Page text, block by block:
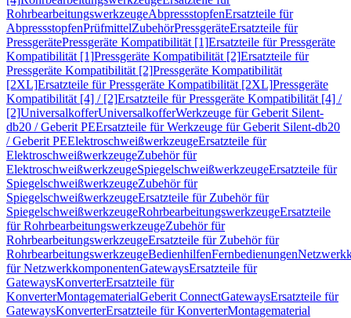
RohrbearbeitungswerkzeugeAbpressstopfenErsatzteile für
AbpressstopfenPrüfmittelZubehörPressgeräteErsatzteile für
PressgerätePressgeräte Kompatibilität [1]Ersatzteile für Pressgeräte
Kompatibilität [1]Pressgeräte Kompatibilität [2]Ersatzteile für
Pressgeräte Kompatibilität [2]Pressgeräte Kompatibilität
[2XL]Ersatzteile für Pressgeräte Kompatibilität [2XL]Pressgeräte
Kompatibilität [4] / [2]Ersatzteile für Pressgeräte Kompatibilität [4] /
[2]UniversalkofferUniversalkofferWerkzeuge für Geberit Silent-
db20 / Geberit PEErsatzteile für Werkzeuge für Geberit Silent-db20
/ Geberit PEElektroschweißwerkzeugeErsatzteile für
ElektroschweißwerkzeugeZubehör für
ElektroschweißwerkzeugeSpiegelschweißwerkzeugeErsatzteile für
SpiegelschweißwerkzeugeZubehör für
SpiegelschweißwerkzeugeErsatzteile für Zubehör für
SpiegelschweißwerkzeugeRohrbearbeitungswerkzeugeErsatzteile
für RohrbearbeitungswerkzeugeZubehör für
RohrbearbeitungswerkzeugeErsatzteile für Zubehör für
RohrbearbeitungswerkzeugeBedienhilfenFernbedienungen
für NetzwerkkomponentenGatewaysErsatzteile für
GatewaysKonverterErsatzteile für
KonverterMontagematerialGeberit ConnectGatewaysErsatzteile für
GatewaysKonverterErsatzteile für KonverterMontagematerial